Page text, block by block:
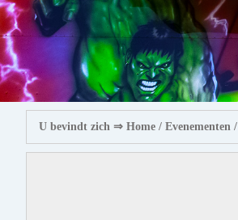
U bevindt zich ⇒ Home / Evenementen /